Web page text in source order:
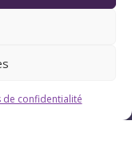
de confidentialité